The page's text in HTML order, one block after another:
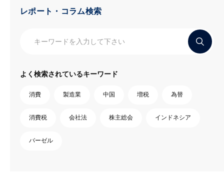
レポート・コラム検索
よく検索されているキーワード
消費 製造業 中国 増税 為替
消費税 会社法 株主総会 インドネシア
バーゼル